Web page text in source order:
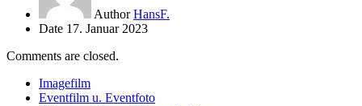
Author HansF.
Date 17. Januar 2023
Comments are closed.
Imagefilm
Eventfilm u. Eventfoto